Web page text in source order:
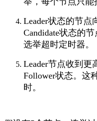
Leader状态的节
Candidate状态的
选举超时定时器。
Leader节点收到更
Follower状态。这
时。